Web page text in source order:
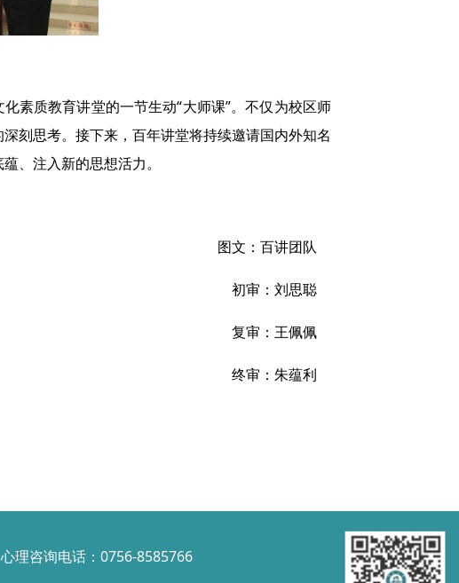
素质教育讲堂的一节生动“大师课”。不仅为校区师
刻思考。接下来，百年讲堂将持续邀请国内外知名
、注入新的思想活力。
图文：百讲团队
初审：刘思聪
复审：王佩佩
终审：朱蕴利
心理咨询电话：0756-8585766